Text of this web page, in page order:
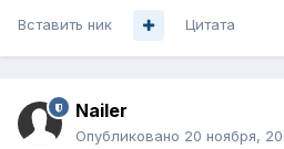
Вставить ник Цитата
Nailer
Опубликовано 20 ноября,